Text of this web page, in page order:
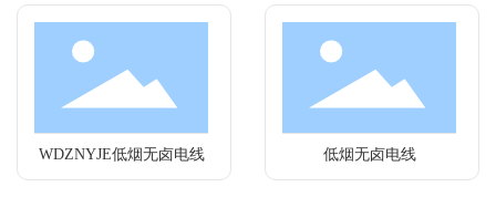
WDZNYJE低烟无卤电线 低烟无卤电线